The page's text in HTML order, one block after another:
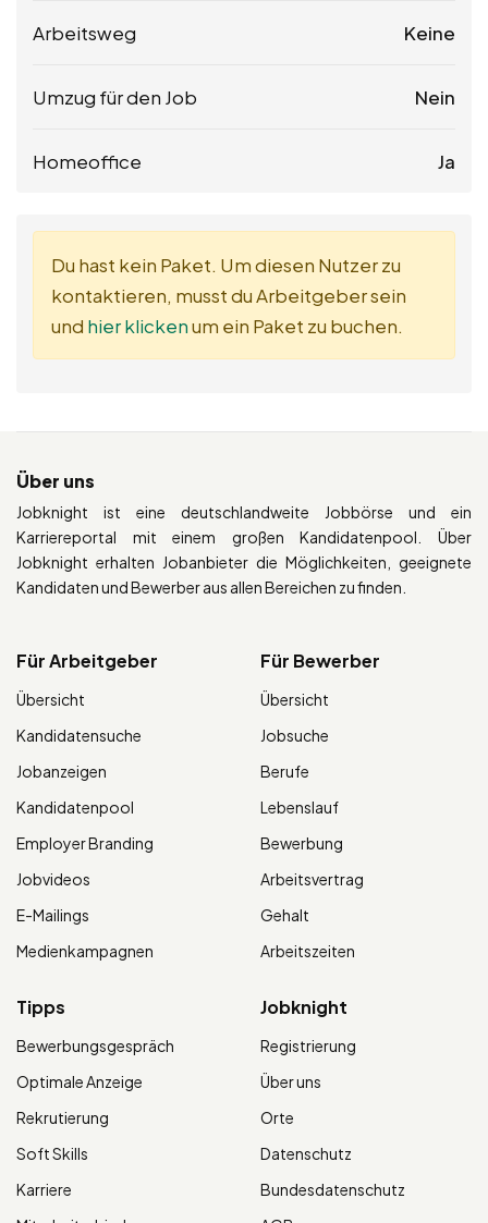
Arbeitsweg Keine
Umzug für den Job Nein
Homeoffice Ja
Du hast kein Paket. Um diesen Nutzer zu
kontaktieren, musst du Arbeitgeber sein
und hier klickenum ein Paket zu buchen.
Über uns
Jobknight ist eine deutschlandweite Jobbörse und ein
Karriereportal mit einem großen Kandidatenpool. Über
Jobknight erhalten Jobanbieter die Möglichkeiten, geeignete
Kandidaten und Bewerber aus allen Bereichen zu finden.
Für Arbeitgeber
Übersicht
Kandidatensuche
Jobanzeigen
Kandidatenpool
Employer Branding
Jobvideos
E-Mailings
Medienkampagnen
Für Bewerber
Übersicht
Jobsuche
Berufe
Lebenslauf
Bewerbung
Arbeitsvertrag
Gehalt
Arbeitszeiten
Tipps
Bewerbungsgespräch
Optimale Anzeige
Rekrutierung
Soft Skills
Karriere
Jobknight
Registrierung
Über uns
Orte
Datenschutz
Bundesdatenschutz